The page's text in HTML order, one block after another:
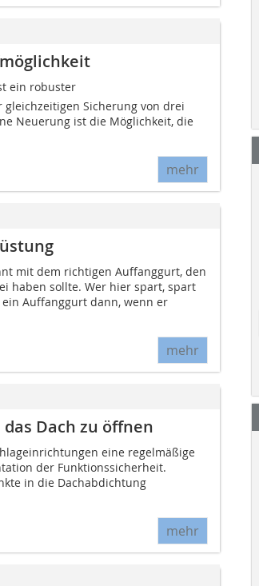
ein robuster
gleichzeitigen Sicherung von drei
Neuerung ist die Möglichkeit, die
mehr
mit dem richtigen Auffanggurt, den
haben sollte. Wer hier spart, spart
Auffanggurt dann, wenn er
mehr
Dach zu öffnen
eine regelmäßige
der Funktionssicherheit.
in die Dachabdichtung
mehr